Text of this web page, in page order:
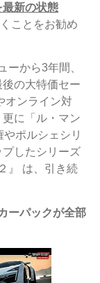
新の状態
ことをお勧め
ーから3年間、
の大特価セー
オンライン対
に「ル・マン
ポルシェシリ
したシリーズ
』 は、引き続
ーパックが全部